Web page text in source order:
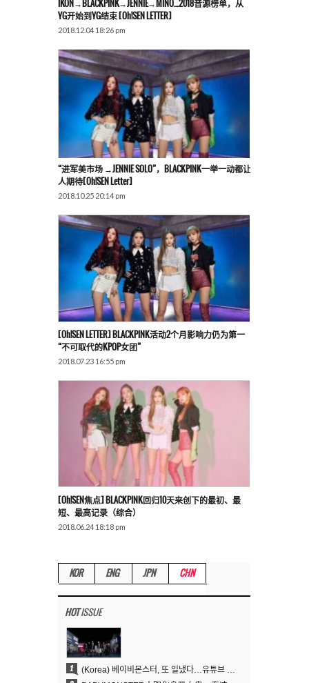
IKON→BLACKPINK→JENNIE→MINO…2018音源榜单，从
YG开始到YG结束 [Oh!SEN LETTER]
2018.12.04 18:26 pm
“进军美市场 →JENNIE SOLO”，BLACKPINK一举一动都让
人期待[Oh!SEN Letter]
2018.10.25 20:14 pm
[Oh!SEN LETTER] BLACKPINK活动2个月影响力仍为第一
“不可取代的KPOP女团”
2018.07.23 16:55 pm
[Oh!SEN焦点] BLACKPINK回归10天来创下的最初、最
短、最高记录（综合）
2018.06.24 18:18 pm
KOR ENG JPN CHN
HOTISSUE
1 (Korea) 베이비몬스터, 또 일냈다…유튜브 월드와이드 1위